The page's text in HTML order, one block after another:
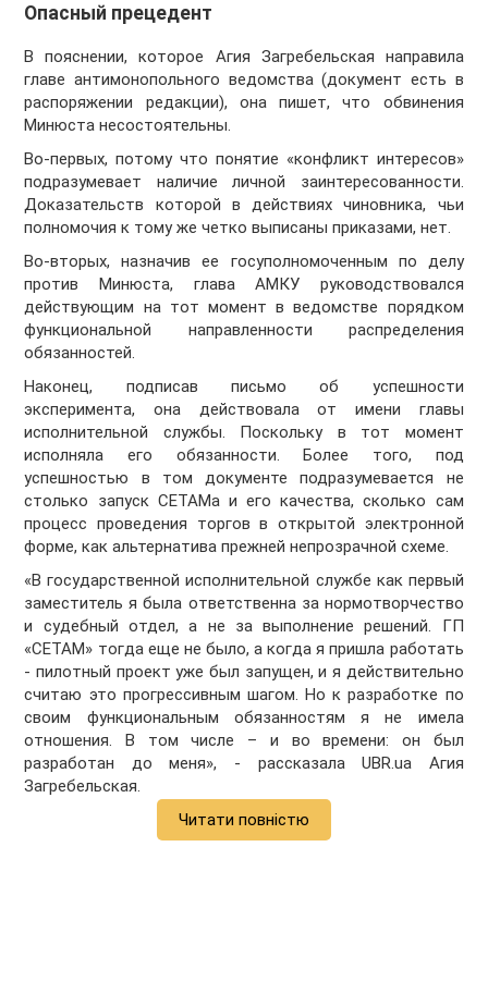
Опасный прецедент
В пояснении, которое Агия Загребельская направила
главе антимонопольного ведомства (документ есть в
распоряжении редакции), она пишет, что обвинения
Минюста несостоятельны.
Во-первых, потому что понятие «конфликт интересов»
подразумевает наличие личной заинтересованности.
Доказательств которой в действиях чиновника, чьи
полномочия к тому же четко выписаны приказами, нет.
Во-вторых, назначив ее госуполномоченным по делу
против Минюста, глава АМКУ руководствовался
действующим на тот момент в ведомстве порядком
функциональной направленности распределения
обязанностей.
Наконец, подписав письмо об успешности
эксперимента, она действовала от имени главы
исполнительной службы. Поскольку в тот момент
исполняла его обязанности. Более того, под
успешностью в том документе подразумевается не
столько запуск СЕТАМа и его качества, сколько сам
процесс проведения торгов в открытой электронной
форме, как альтернатива прежней непрозрачной схеме.
«В государственной исполнительной службе как первый
заместитель я была ответственна за нормотворчество
и судебный отдел, а не за выполнение решений. ГП
«СЕТАМ» тогда еще не было, а когда я пришла работать
- пилотный проект уже был запущен, и я действительно
считаю это прогрессивным шагом. Но к разработке по
своим функциональным обязанностям я не имела
отношения. В том числе – и во времени: он был
разработан до меня», - рассказала UBR.ua Агия
Загребельская.
Читати повністю